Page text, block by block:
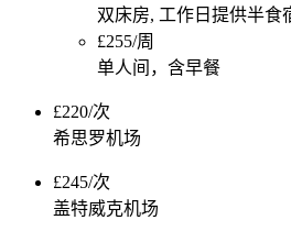
双床房, 工作日提供半食
£255/周
单人间，含早餐
£220/次
希思罗机场
£245/次
盖特威克机场